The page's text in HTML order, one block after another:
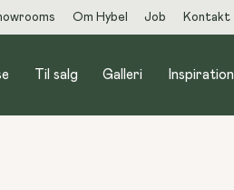
Om Hybel Job Kontakt
Til salg Galleri Inspiration